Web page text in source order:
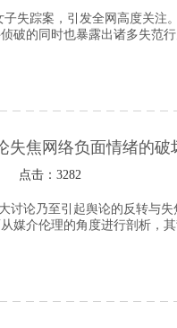
子失踪案，引发全网高度关
破的同时也暴露出诸多失范
失焦网络负面情绪的
点击： 3282
讨论乃至引起舆论的反转与
媒介伦理的角度进行剖析，